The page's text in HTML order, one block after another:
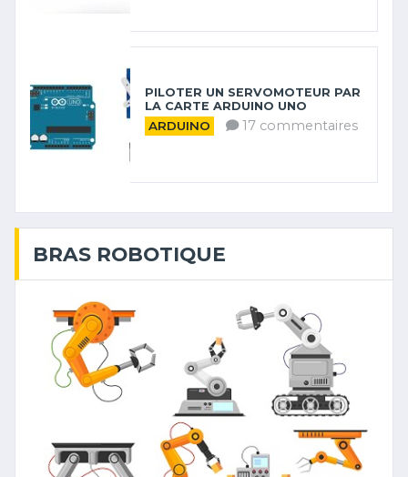
PILOTER UN SERVOMOTEUR PAR
LA CARTE ARDUINO UNO
ARDUINO 17 commentaires
BRAS ROBOTIQUE